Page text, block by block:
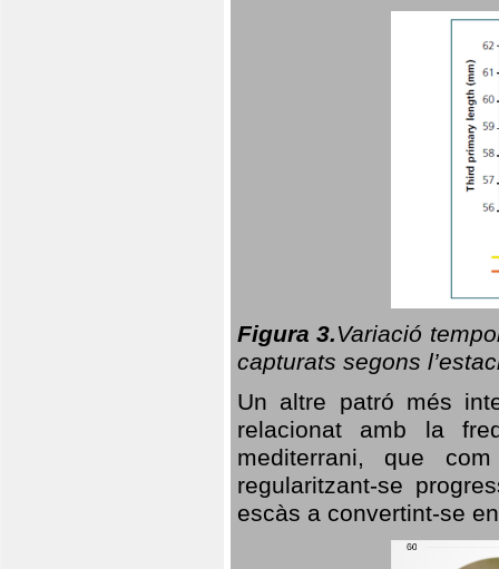
Figura 3.Variació
capturats segons
Un altre patró més
relacionat amb la
mediterrani, que
regularitzant-se
escàs a convertint-se